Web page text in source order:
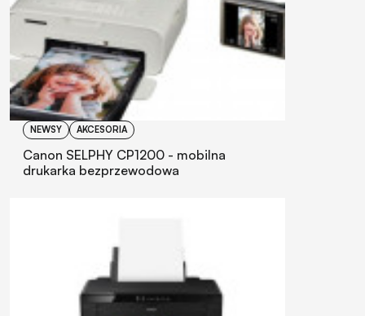
NEWSY AKCESORIA
Canon SELPHY CP1200 - mobilna
drukarka bezprzewodowa